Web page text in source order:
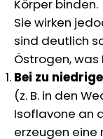
Körper binden.
Sie wirken
sind deutlich
Östrogen,
Bei zu
(z. B. in den
Isoflavone an
erzeugen eine